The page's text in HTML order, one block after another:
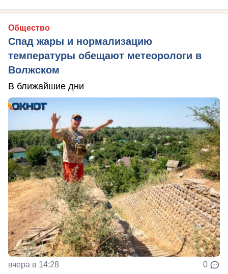
Общество
Спад жары и нормализацию
температуры обещают метеорологи в
Волжском
В ближайшие дни
вчера в 14:28 0